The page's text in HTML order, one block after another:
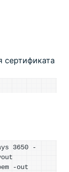
сертификата
3650 -
-out